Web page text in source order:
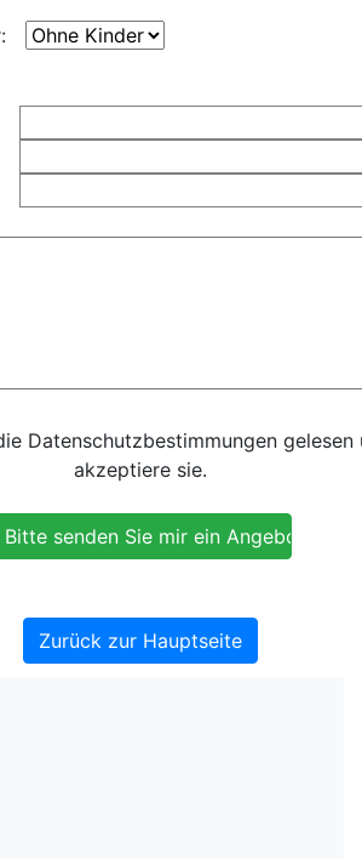
Datenschutzbestimmungen gelesen
akzeptiere sie.
Zurück zur Hauptseite